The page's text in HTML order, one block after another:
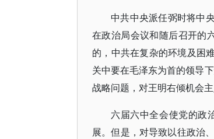
中共中央派任弼时将中
在政治局会议和随后召开的
的，中共在复杂的环境及困
关中要在毛泽东为首的领导
战略问题，对王明右倾机会
六届六中全会使党的政
展。但是，对导致以往政治